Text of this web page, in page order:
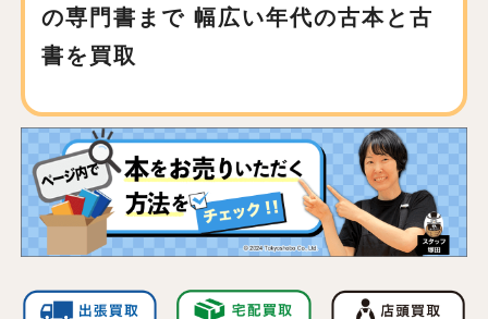
の専門書まで 幅広い年代の古本と古
書を買取